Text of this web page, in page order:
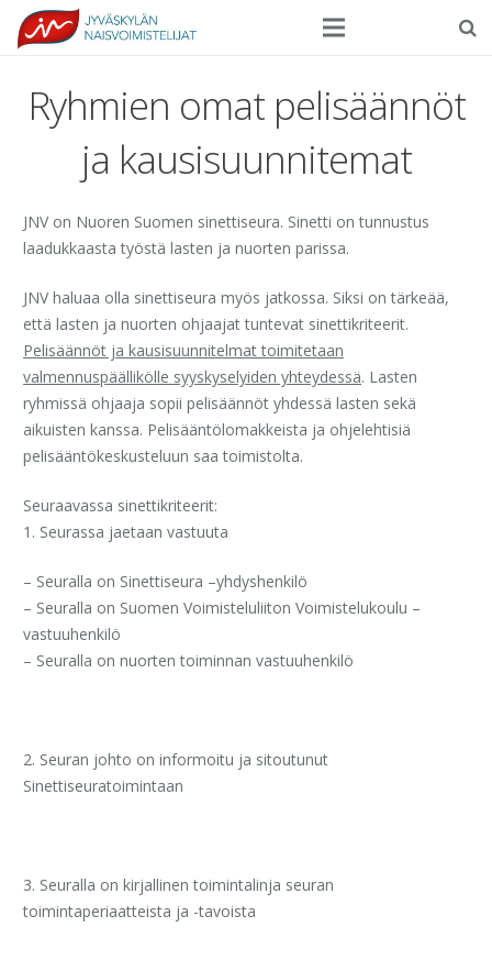
Harrasteliikunta
Kilpaurheilu
Tapahtumat
Yhteystiedot
Ryhmien omat pelisäännöt
ja kausisuunnitemat
JNV on Nuoren Suomen sinettiseura. Sinetti on tunnustus
laadukkaasta työstä lasten ja nuorten parissa.
JNV haluaa olla sinettiseura myös jatkossa. Siksi on tärkeää,
että lasten ja nuorten ohjaajat tuntevat sinettikriteerit.
Pelisäännöt ja kausisuunnitelmat toimitetaan
valmennuspäällikölle syyskyselyiden yhteydessä. Lasten
ryhmissä ohjaaja sopii pelisäännöt yhdessä lasten sekä
aikuisten kanssa. Pelisääntölomakkeista ja ohjelehtisiä
pelisääntökeskusteluun saa toimistolta.
Seuraavassa sinettikriteerit:
1. Seurassa jaetaan vastuuta
– Seuralla on Sinettiseura –yhdyshenkilö
– Seuralla on Suomen Voimisteluliiton Voimistelukoulu –
vastuuhenkilö
– Seuralla on nuorten toiminnan vastuuhenkilö
2. Seuran johto on informoitu ja sitoutunut
Sinettiseuratoimintaan
3. Seuralla on kirjallinen toimintalinja seuran
toimintaperiaatteista ja -tavoista